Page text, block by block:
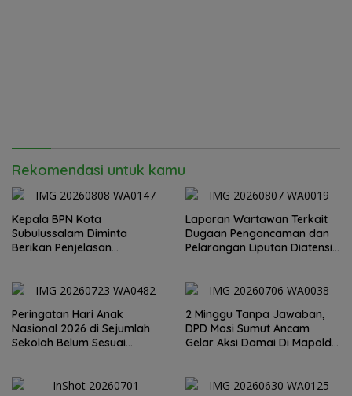
Rekomendasi untuk kamu
Kepala BPN Kota
Subulussalam Diminta
Berikan Penjelasan
Kepastian
Laporan Wartawan Terkait
Dugaan Pengancaman dan
Pelarangan Liputan Diatensi
Peringatan Hari Anak
Nasional 2026 di Sejumlah
Sekolah Belum Sesuai
2 Minggu Tanpa Jawaban,
DPD Mosi Sumut Ancam
Gelar Aksi Damai Di Mapolda
Sumut Irjen Whisnu